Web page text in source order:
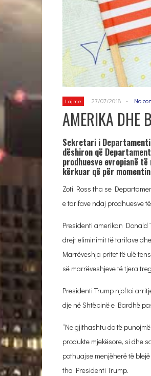
Lajme 27/07/2018 - No
AMERIKA DHE
Sekretari i
dëshiron që
prodhuesve evropianë
kërkuar që për
Zoti Ross tha se
e tarifave ndaj prodhuesve
Presidenti amerikan
drejt eliminimit të tarifave
Marrëveshja pritet të ulë
së marrëveshjeve të tjera
Presidenti Trump njoftoi
dje në Shtëpinë e Bardhë
“Ne gjithashtu do të
produkte mjekësore, si dhe
pothuajse menjëherë të
tha Presidenti Trump.